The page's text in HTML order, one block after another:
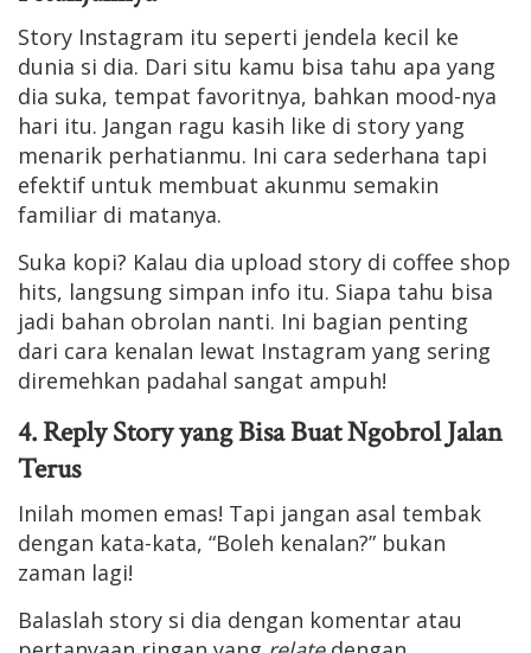
Story Instagram itu seperti jendela kecil ke
dunia si dia. Dari situ kamu bisa tahu apa yang
dia suka, tempat favoritnya, bahkan mood-nya
hari itu. Jangan ragu kasih like di story yang
menarik perhatianmu. Ini cara sederhana tapi
efektif untuk membuat akunmu semakin
familiar di matanya.
Suka kopi? Kalau dia upload story di coffee shop
hits, langsung simpan info itu. Siapa tahu bisa
jadi bahan obrolan nanti. Ini bagian penting
dari cara kenalan lewat Instagram yang sering
diremehkan padahal sangat ampuh!
4. Reply Story yang Bisa Buat Ngobrol Jalan
Terus
Inilah momen emas! Tapi jangan asal tembak
dengan kata-kata, “Boleh kenalan?” bukan
zaman lagi!
Balaslah story si dia dengan komentar atau